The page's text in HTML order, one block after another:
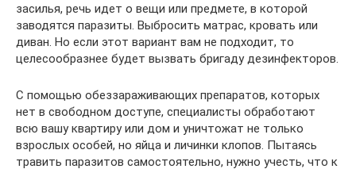
засилья, речь идет о вещи или предмете, в которой
заводятся паразиты. Выбросить матрас, кровать или
диван. Но если этот вариант вам не подходит, то
целесообразнее будет вызвать бригаду дезинфекторов.
С помощью обеззараживающих препаратов, которых
нет в свободном доступе, специалисты обработают
всю вашу квартиру или дом и уничтожат не только
взрослых особей, но яйца и личинки клопов. Пытаясь
травить паразитов самостоятельно, нужно учесть, что к